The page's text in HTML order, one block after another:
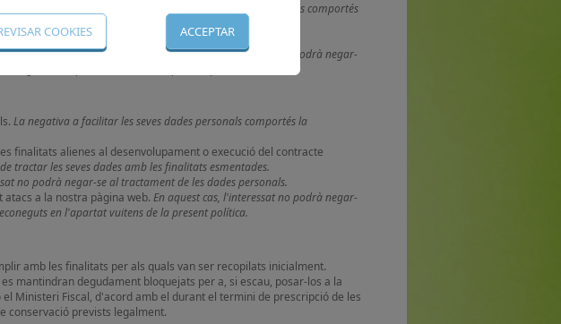
indicades.
La negativa a facilitar les seves dades personals comportés
no podrà negar-se al tractament de les dades personals.
a la nostra pàgina web.
En aquest cas, l'interessat no podrà negar-
en l'apartat vuitens de la present política.
La negativa a facilitar les seves dades personals comportés la
finalitats alienes al desenvolupament o execució del contracte
tractar les seves dades amb les finalitats esmentades.
no podrà negar-se al tractament de les dades personals.
a la nostra pàgina web. En aquest cas, l'interessat no podrà negar-
en l'apartat vuitens de la present política.
amb les finalitats per als quals van ser recopilats inicialment.
mantindran degudament bloquejats per a, si escau, posar-los a la
Ministeri Fiscal, d'acord amb el durant el termini de prescripció de les
conservació prevists legalment.